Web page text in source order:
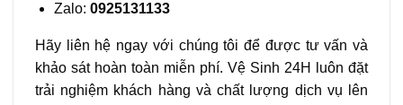
Zalo: 0925131133
Hãy liên hệ ngay với chúng tôi để được tư vấn và
khảo sát hoàn toàn miễn phí. Vệ Sinh 24H luôn đặt
trải nghiệm khách hàng và chất lượng dịch vụ lên